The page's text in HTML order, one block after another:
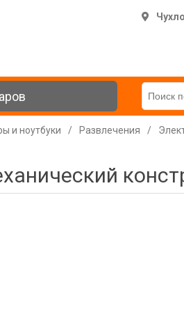
и ноутбуки / Развлечения /